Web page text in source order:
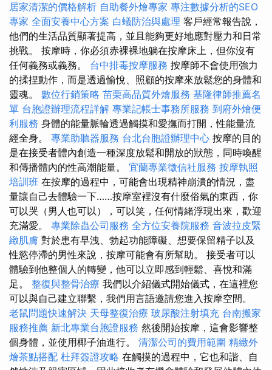
居家清潔的價格解析 自助餐外燴專家 專注數據分析的SEO
專家 全面安養中心方案 白蟻防治與處理 客戶經常報告說，
他們的生活品質顯著提高，並且能夠更好地應對壓力和日常
挑戰。 按摩時，你必須赤裸裸地躺在按摩床上，但你沒有
任何義務或義務。 台中排毒按摩服務 按摩師不會使用強力
的揉捏動作，而是透過愉悅、照顧的按摩來放鬆您的身體和
靈魂。 數位行銷策略 苗栗高品質外燴服務 基隆律師推薦名
單 台胞證辦理流程詳解 專業記帳士事務所服務 到府外燴便
利服務 身體的能量脈輪透過觸摸和愛撫而打開，性能量流
經全身。 專業助聽器服務 台北台胞證辦理中心 按摩的目的
是在接受者體內創造一種深度放鬆和開放的狀態，同時喚醒
和傳播體內的性高潮能量。 宜蘭專業徵信社服務 按摩執照
培訓班 在按摩的過程中，可能會出現精神崩潰的情況，盡
量讓自己去體驗一下……按摩室裡沒有什麼俗氣的東西，你
可以哭（男人也可以），可以笑，任何情緒浮現出來，歡迎
充滿愛。 專業除蟲公司服務 全方位安養院服務 音波拉皮緊
緻肌膚 對於患有早洩、勃起功能障礙、想要保留精子以及
性慾停滯的男性來說，按摩可能會有所幫助。 接受者可以
體驗到他整個人的轉變，他可以立即感到輕鬆、喜悅和滿
足。 整復與整骨治療 我們以介紹儀式開始儀式，在這裡您
可以與自己建立聯繫，我們用言語邀請您進入按摩空間。
老鼠問題快速解決 天母整復治療 玻尿酸注射填充 台南搬家
服務推薦 新北專業台胞證服務 然後開始按摩，這會影響整
個身體，並使用椰子油進行。 清潔公司的費用範圍 精緻外
燴茶點搭配 杜拜簽證攻略 在觸摸的過程中，它也和諧、自